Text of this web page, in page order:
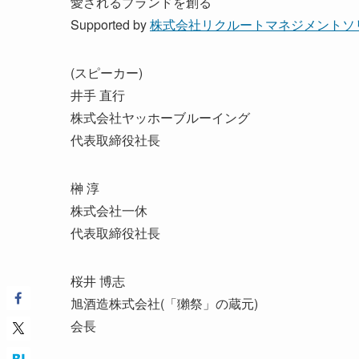
Supported by株式会社リクルートマネジメント
(スピーカー)
井手 直行
株式会社ヤッホーブルーイング
代表取締役社長
榊 淳
株式会社一休
代表取締役社長
桜井 博志
旭酒造株式会社(「獺祭」の蔵元)
会長